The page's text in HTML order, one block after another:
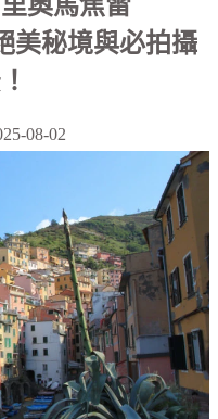
美秘境與必拍攝
08-02